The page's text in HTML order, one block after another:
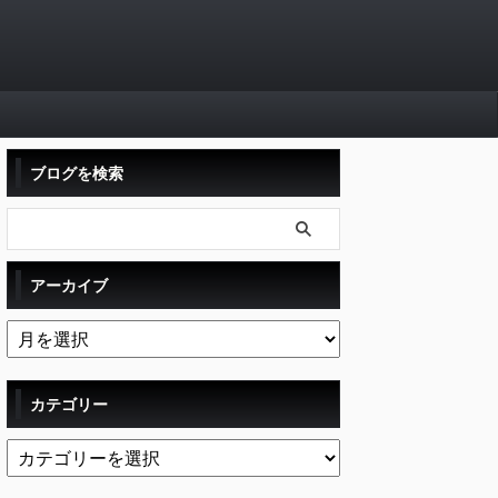
ブログを検索
アーカイブ
カテゴリー